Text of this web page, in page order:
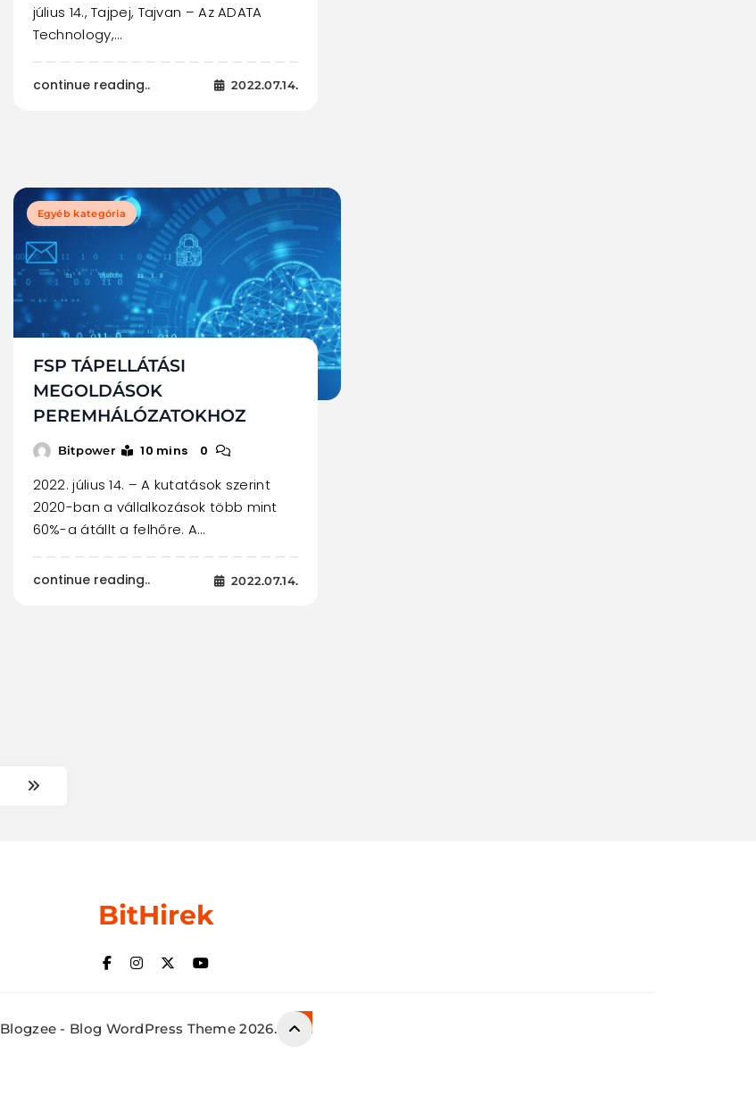
július 14., Tajpej, Tajvan – Az ADATA
Technology,…
continue reading.. 2022.07.14.
Egyéb kategória
FSP TÁPELLÁTÁSI
MEGOLDÁSOK
PEREMHÁLÓZATOKHOZ
Bitpower 10 mins 0
2022. július 14. – A kutatások szerint
2020-ban a vállalkozások több mint
60%-a átállt a felhőre. A…
continue reading.. 2022.07.14.
BitHirek
Blogzee - Blog WordPress Theme 2026.